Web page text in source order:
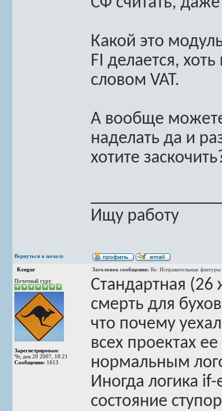
Какой это
FI делается,
словом VAT.
А вообще
наделать да и
хотите
Ищу работу
Вернуться к началу
Kengur Заголовок сообщения: Re: Исправительные фактуры
Почетный гуру
Зарегистрирован:
Чт, дек 20 2007, 18:21
Сообщения: 1613
Стандартная (26
смерть для
что почему
всех проектах
нормальным
Иногда логика
состояние